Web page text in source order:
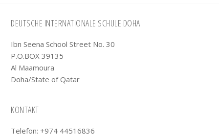
Footer
DEUTSCHE INTERNATIONALE SCHULE DOHA
Ibn Seena School Street No. 30
P.O.BOX 39135
Al Maamoura
Doha/State of Qatar
KONTAKT
Telefon: +974 44516836